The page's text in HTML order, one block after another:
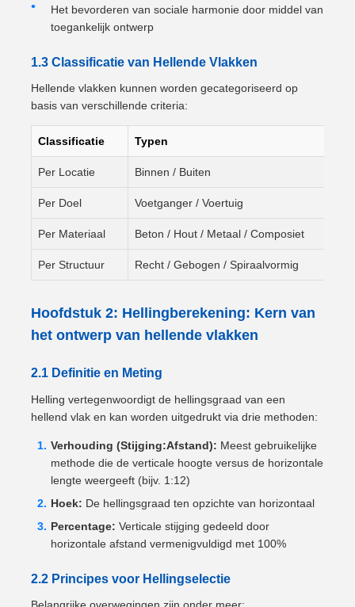
Het bevorderen van sociale harmonie door middel van
toegankelijk ontwerp
1.3 Classificatie van Hellende Vlakken
Hellende vlakken kunnen worden gecategoriseerd op
basis van verschillende criteria:
Classificatie Typen
Per Locatie Binnen / Buiten
Per Doel Voetganger / Voertuig
Per Materiaal Beton / Hout / Metaal / Composiet
Per Structuur Recht / Gebogen / Spiraalvormig
Hoofdstuk 2: Hellingberekening: Kern van
het ontwerp van hellende vlakken
2.1 Definitie en Meting
Helling vertegenwoordigt de hellingsgraad van een
hellend vlak en kan worden uitgedrukt via drie methoden:
Verhouding (Stijging:Afstand): Meest gebruikelijke
methode die de verticale hoogte versus de horizontale
lengte weergeeft (bijv. 1:12)
Hoek: De hellingsgraad ten opzichte van horizontaal
Percentage: Verticale stijging gedeeld door
horizontale afstand vermenigvuldigd met 100%
2.2 Principes voor Hellingselectie